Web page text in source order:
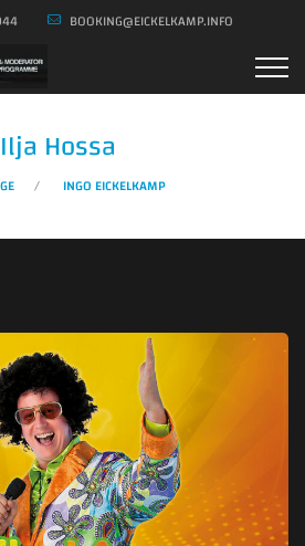
BOOKING@EICKELKAMP.INFO
Ilja Hossa
INGO EICKELKAMP